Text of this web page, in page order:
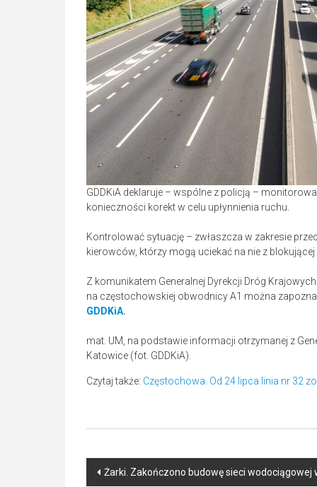
GDDKiA deklaruje – wspólne z policją –
konieczności korekt w celu upłynnienia ruchu.
Kontrolować sytuację – zwłaszcza w zakresie
kierowców, którzy mogą uciekać na nie z
Z komunikatem Generalnej Dyrekcji Dróg
na częstochowskiej obwodnicy A1 można
GDDKiA.
mat. UM, na podstawie informacji otrzymanej z
Katowice (fot. GDDKiA).
Czytaj także: Częstochowa. Od 24 lipca linia nr 32
Post
Żarki. Zakończono budowę sieci